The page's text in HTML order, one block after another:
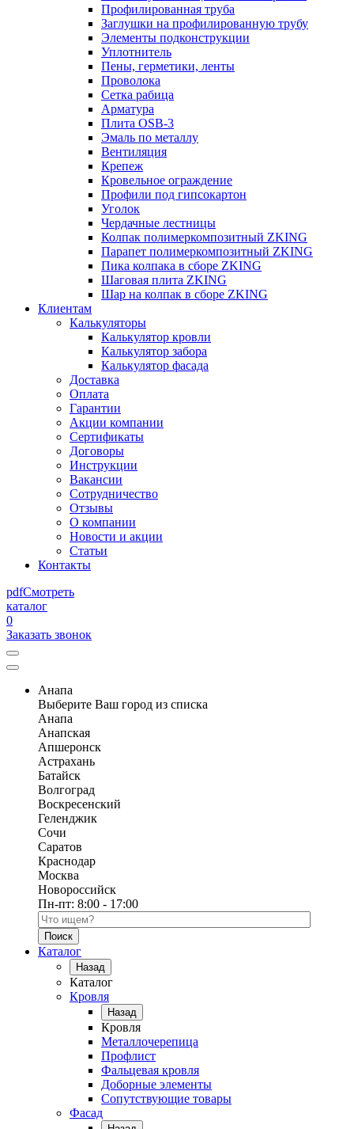
Профилированная труба
Заглушки на профилированную трубу
Элементы подконструкции
Уплотнитель
Пены, герметики, ленты
Проволока
Сетка рабица
Арматура
Плита OSB-3
Эмаль по металлу
Вентиляция
Крепеж
Кровельное ограждение
Профили под гипсокартон
Уголок
Чердачные лестницы
Колпак полимеркомпозитный ZKING
Парапет полимеркомпозитный ZKING
Пика колпака в сборе ZKING
Шаговая плита ZKING
Шар на колпак в сборе ZKING
Клиентам
Калькуляторы
Калькулятор кровли
Калькулятор забора
Калькулятор фасада
Доставка
Оплата
Гарантии
Акции компании
Сертификаты
Договоры
Инструкции
Вакансии
Сотрудничество
Отзывы
О компании
Новости и акции
Статьи
Контакты
pdfСмотреть
каталог
0
Заказать звонок
Анапа
Выберите Ваш город из списка
Анапа
Анапская
Апшеронск
Астрахань
Батайск
Волгоград
Воскресенский
Геленджик
Сочи
Саратов
Краснодар
Москва
Новороссийск
Пн-пт: 8:00 - 17:00
Поиск по каталогу
Каталог
Назад
Каталог
Кровля
Назад
Кровля
Металлочерепица
Профлист
Фальцевая кровля
Доборные элементы
Сопутствующие товары
Фасад